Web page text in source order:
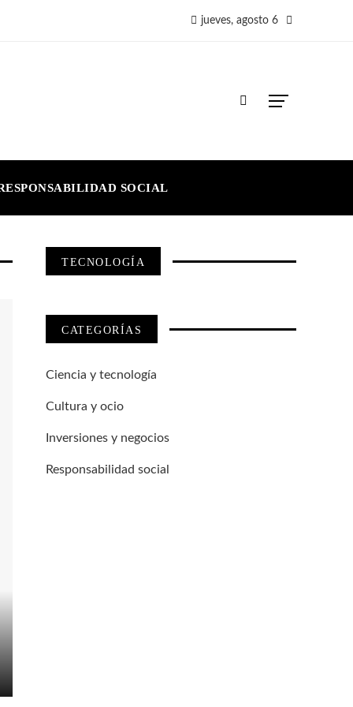
jueves, agosto 6
SOCIAL
TECNOLOGÍA
CATEGORÍAS
Ciencia y tecnología
Cultura y ocio
Inversiones y negocios
Responsabilidad social